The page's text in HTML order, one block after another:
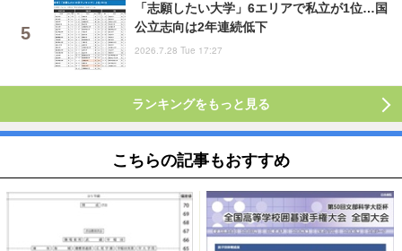
「志願したい大学」6エリアで私立が1位…国
公立志向は2年連続低下
2026.7.28 Tue 17:27
ランキングをもっと見る
こちらの記事もおすすめ